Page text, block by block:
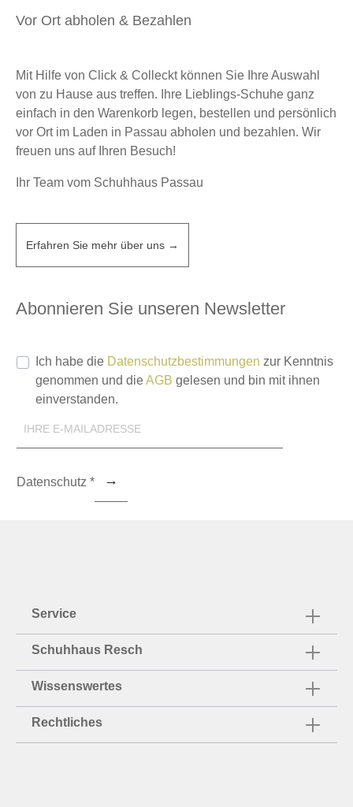
Vor Ort abholen & Bezahlen
Mit Hilfe von Click & Colleckt können Sie Ihre Auswahl
von zu Hause aus treffen. Ihre Lieblings-Schuhe ganz
einfach in den Warenkorb legen, bestellen und persönlich
vor Ort im Laden in Passau abholen und bezahlen. Wir
freuen uns auf Ihren Besuch!
Ihr Team vom Schuhhaus Passau
Erfahren Sie mehr über uns →
Abonnieren Sie unseren Newsletter
Datenschutz *
Ich habe die Datenschutzbestimmungen zur Kenntnis
genommen und dieAGB gelesen und bin mit ihnen
einverstanden.
Service
Schuhhaus Resch
Wissenswertes
Rechtliches